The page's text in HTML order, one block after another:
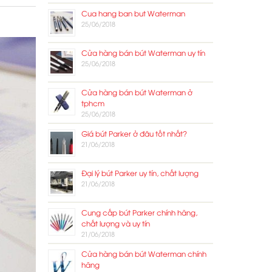
Cua hang ban but Waterman
25/06/2018
Cửa hàng bán bút Waterman uy tín
25/06/2018
Cửa hàng bán bút Waterman ở
tphcm
25/06/2018
Giá bút Parker ở đâu tốt nhất?
21/06/2018
Đại lý bút Parker uy tín, chất lượng
21/06/2018
Cung cấp bút Parker chính hãng,
chất lượng và uy tín
21/06/2018
Cửa hàng bán bút Waterman chính
hãng